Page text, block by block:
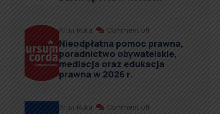
Artur Ruka Comment off
Nieodpłatna pomoc prawna,
poradnictwo obywatelskie,
mediacja oraz edukacja
prawna w 2026 r.
Artur Ruka Comment off